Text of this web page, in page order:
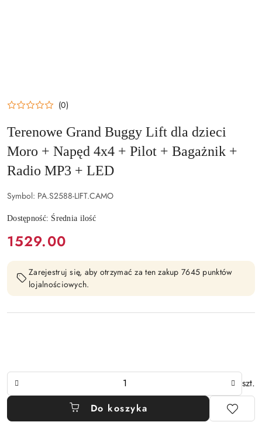
(0)
Terenowe Grand Buggy Lift dla dzieci
Moro + Napęd 4x4 + Pilot + Bagażnik +
Radio MP3 + LED
Symbol: PA.S2588-LIFT.CAMO
Dostępność: Średnia ilość
cena:
1529.00
Zarejestruj się, aby otrzymać za ten zakup 7645 punktów
lojalnościowych.
szt.
Do koszyka